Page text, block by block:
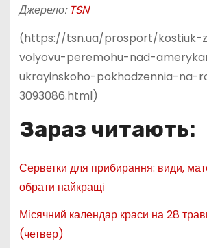
Джерело: TSN
(https://tsn.ua/prosport/kostiuk-
volyovu-peremohu-nad-
ukrayinskoho-pokhodzennia-na-
3093086.html)
Зараз читають:
Серветки для прибирання: види,
обрати найкращі
Місячний календар краси на 28
(четвер)